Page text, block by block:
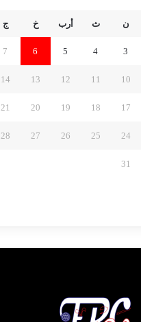
ن ث أرب خ ج
3
4
5
6
7
10
11
12
13
14
17
18
19
20
21
24
25
26
27
28
31